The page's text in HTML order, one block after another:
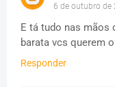
6 de outubro de
E tá tudo nas mãos
barata vcs querem
Responder